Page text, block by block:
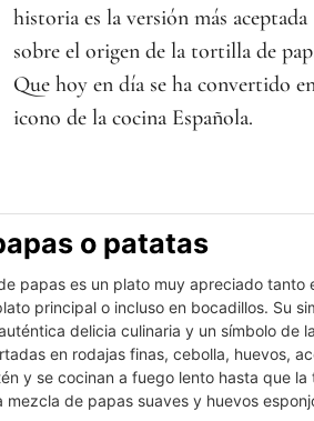
historia es la versión más aceptada
sobre el origen de la tortilla de
Que hoy en día se ha convertido
icono de la cocina Española.
o patatas
papas es un plato muy apreciado tanto
principal o incluso en bocadillos. Su
delicia culinaria y un símbolo de
en rodajas finas, cebolla, huevos,
y se cocinan a fuego lento hasta que
mezcla de papas suaves y huevos